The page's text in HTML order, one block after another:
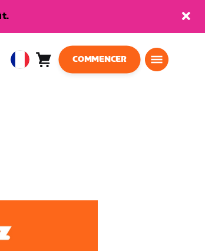
EuropeanPanier 0
COMMENCER